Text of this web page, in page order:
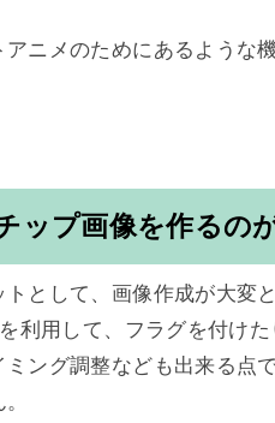
アニメのためにあるような
ップ画像を作るの
トとして、画像作成が大変
利用して、フラグを付けた
ミング調整なども出来る点